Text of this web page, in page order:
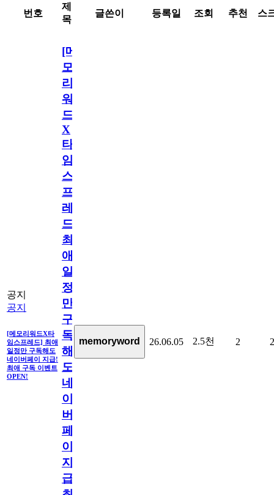
번호
제
목
글쓴이 등록일 조회 추천 스
공지
공지
[메모리워드X타
임스프레드] 최애
일정만 구독해도
네이버페이 지급!
최애 구독 이벤트
OPEN!
[메
모
리
워
드
X
타
임
스
프
레
드]
최
애
일
정
만
구
독
해
도
네
이
버
페
이
지
급!
memoryword 26.06.05 2.5천 2 2